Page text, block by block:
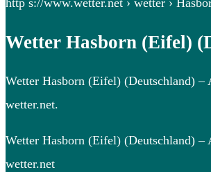
http s://www.wetter.net › wetter ›
Wetter Hasborn (Eifel)
Wetter Hasborn (Eifel) (Deutschland) –
wetter.net.
Wetter Hasborn (Eifel) (Deutschland) –
wetter.net